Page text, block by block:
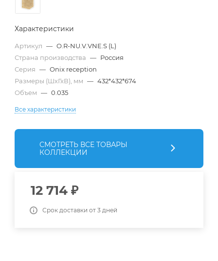
Характеристики
Артикул — O.R-NU.V.VNE.S (L)
Страна производства — Россия
Серия — Onix reception
Размеры (ШхГхВ), мм — 432*432*674
Объем — 0.035
Все характеристики
СМОТРЕТЬ ВСЕ ТОВАРЫ
КОЛЛЕКЦИИ
12 714 ₽
Срок доставки от 3 дней